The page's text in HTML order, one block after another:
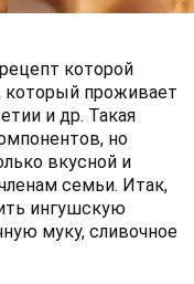
которой
который проживает
и др. Такая
но
вкусной и
семьи. Итак,
ингушскую
муку, сливочное